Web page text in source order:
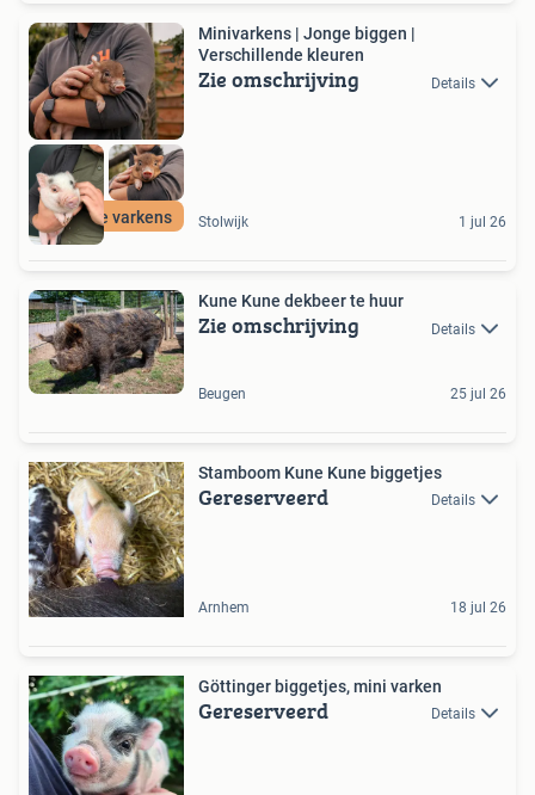
Gezonde varkens
Minivarkens | Jonge biggen |
Verschillende kleuren
Zie omschrijving Details
Stolwijk 1 jul 26
Kune Kune dekbeer te huur
Zie omschrijving Details
Beugen 25 jul 26
Stamboom Kune Kune biggetjes
Gereserveerd Details
Arnhem 18 jul 26
Göttinger biggetjes, mini varken
Gereserveerd Details